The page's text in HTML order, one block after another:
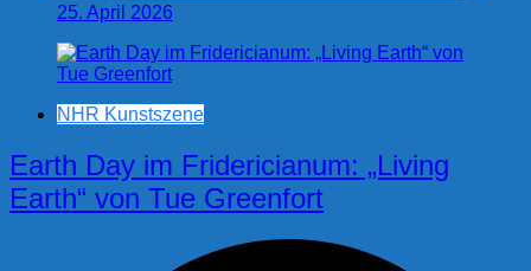
25. April 2026
NHR Kunstszene
Earth Day im Fridericianum: „Living
Earth“ von Tue Greenfort